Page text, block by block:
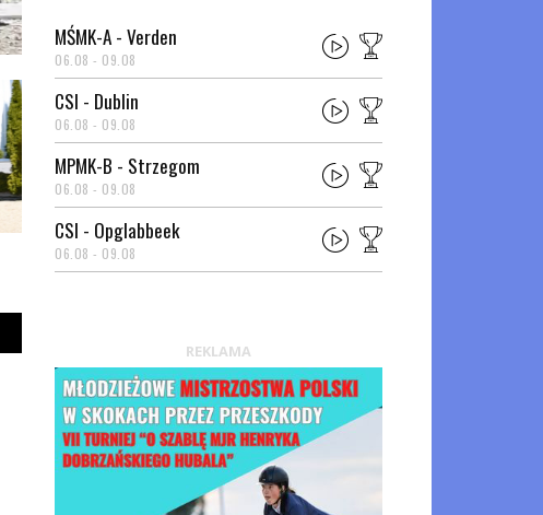
MŚMK-A - Verden
06.08 - 09.08
CSI - Dublin
06.08 - 09.08
MPMK-B - Strzegom
06.08 - 09.08
CSI - Opglabbeek
06.08 - 09.08
REKLAMA